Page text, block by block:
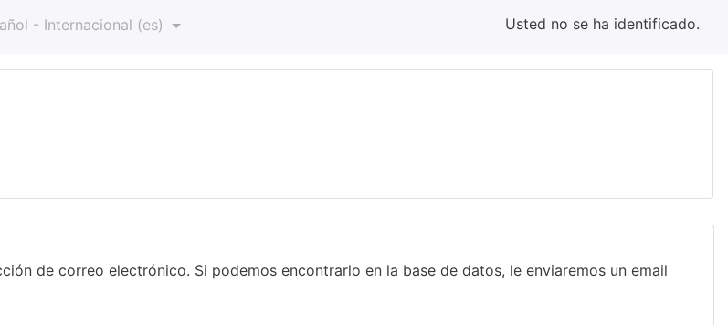
Usted no se ha identificado.
- Internacional ‎(es)‎
de correo electrónico. Si podemos encontrarlo en la base de datos, le enviaremos un email